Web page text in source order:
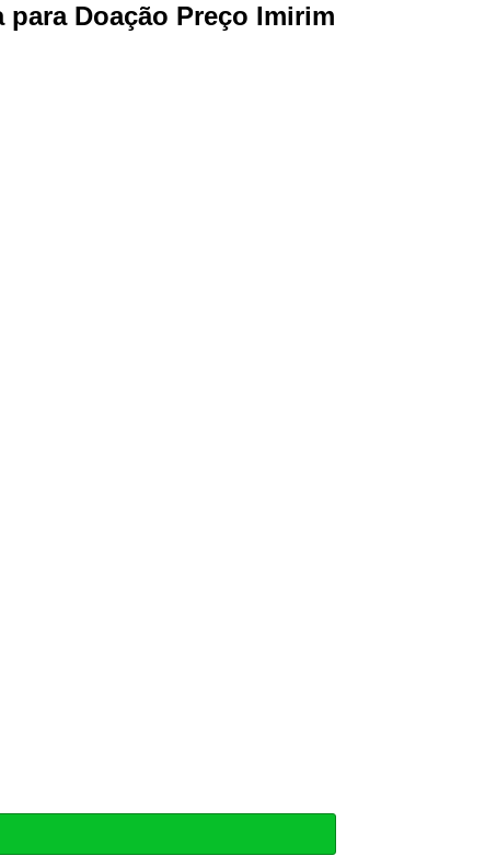
para Doação Preço Imirim